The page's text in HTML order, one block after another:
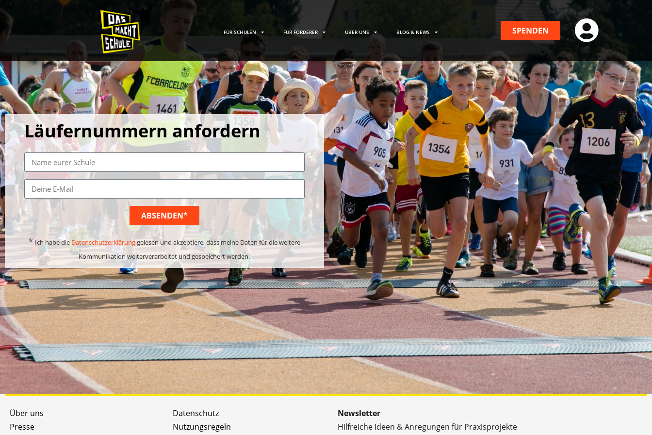
FÜR SCHULEN FÜR FÖRDERER ÜBER UNS BLOG & NEWS SPENDEN
Läufernummern anfordern
ABSENDEN*
* Ich habe die Datenschutzerklärunggelesen und akzeptiere, dass meine Daten für die weitere
Kommunikation weiterverarbeitet und gespeichert werden.
Über uns
Presse
Datenschutz
Nutzungsregeln
Newsletter
Hilfreiche Ideen & Anregungen für Praxisprojekte